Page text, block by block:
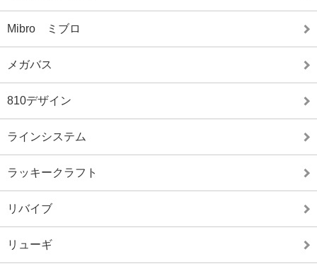
Mibro ミブロ
メガバス
810デザイン
ラインシステム
ラッキークラフト
リバイブ
リューギ